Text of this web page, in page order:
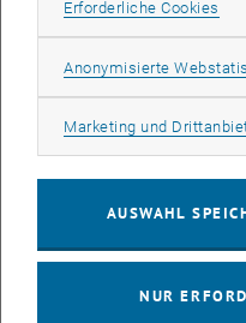
biologischer Materialien (Holz,
Rolle in seiner Arbeit.
experimentelle Mechanik ist
Wissenschaftler Robert
Leistungen reichen von der
Erforderliche Cookies
Anonymisierte
Marketing und
AUSWAHL
NUR